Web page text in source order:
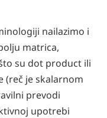
nailazimo i
matrica,
su dot product ili
(reč je skalarnom
prevodi
upotrebi